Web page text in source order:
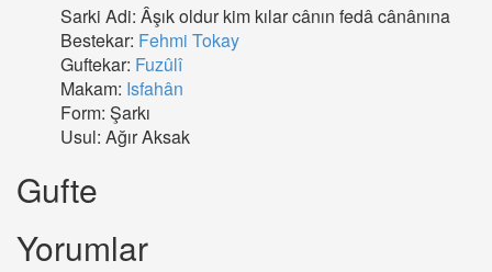
Sarki Adi: Âşık oldur kim kılar cânın fedâ cânânına
Bestekar: Fehmi Tokay
Guftekar: Fuzûlî
Makam: Isfahân
Form: Şarkı
Usul: Ağır Aksak
Gufte
Yorumlar